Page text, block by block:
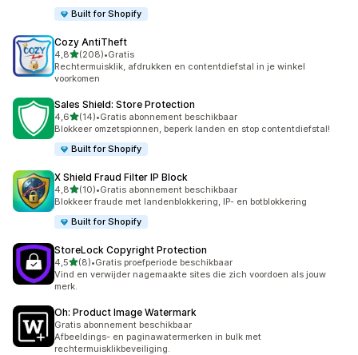
Built for Shopify
Cozy AntiTheft
4,8van 5 sterren
(208)
208 recensies in totaal
•Gratis
Rechtermuisklik, afdrukken en contentdiefstal in je winkel
voorkomen
Sales Shield: Store Protection
4,6van 5 sterren
(14)
14 recensies in totaal
•Gratis abonnement beschikbaar
Blokkeer omzetspionnen, beperk landen en stop contentdiefstal!
Built for Shopify
X Shield Fraud Filter IP Block
4,8van 5 sterren
(10)
10 recensies in totaal
•Gratis abonnement beschikbaar
Blokkeer fraude met landenblokkering, IP- en botblokkering
Built for Shopify
StoreLock Copyright Protection
4,5van 5 sterren
(8)
8 recensies in totaal
•Gratis proefperiode beschikbaar
Vind en verwijder nagemaakte sites die zich voordoen als jouw
merk.
Oh: Product Image Watermark
Gratis abonnement beschikbaar
Afbeeldings- en paginawatermerken in bulk met
rechtermuisklikbeveiliging.